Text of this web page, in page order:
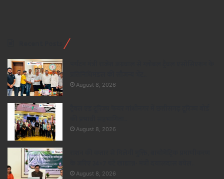
August 8, 2026
August 8, 2026
August 8, 2026